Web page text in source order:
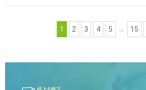
1 2 3 4 5 ... 15